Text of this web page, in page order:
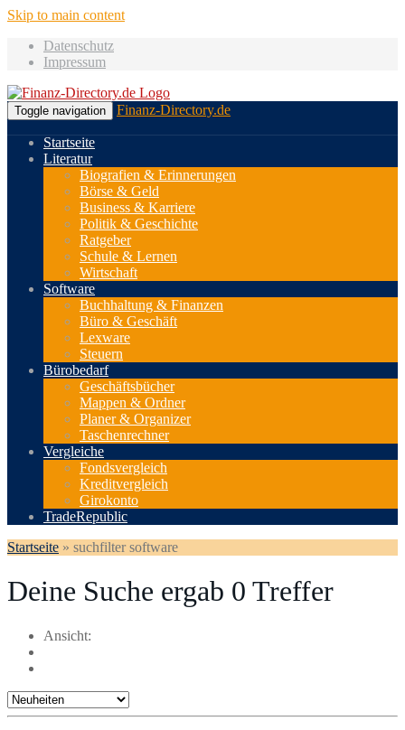
Skip to main content
Datenschutz
Impressum
Toggle navigation Finanz-Directory.de
Startseite
Literatur
Biografien & Erinnerungen
Börse & Geld
Business & Karriere
Politik & Geschichte
Ratgeber
Schule & Lernen
Wirtschaft
Software
Buchhaltung & Finanzen
Büro & Geschäft
Lexware
Steuern
Bürobedarf
Geschäftsbücher
Mappen & Ordner
Planer & Organizer
Taschenrechner
Vergleiche
Fondsvergleich
Kreditvergleich
Girokonto
TradeRepublic
Startseite » suchfilter software
Deine Suche ergab 0 Treffer
Ansicht: